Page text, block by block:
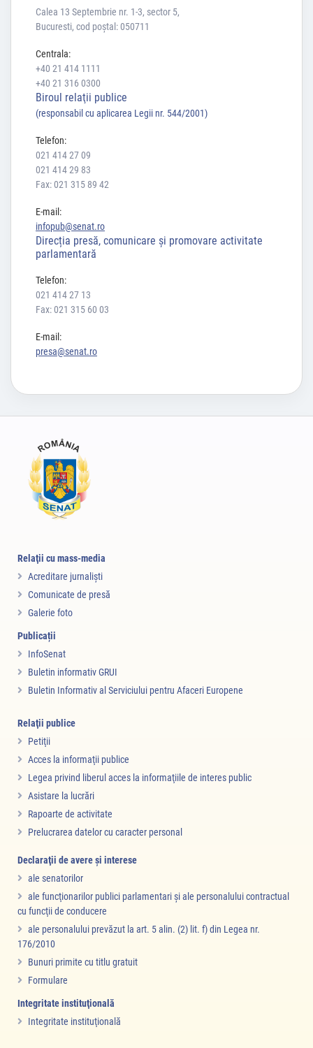
Calea 13 Septembrie nr. 1-3, sector 5,
Bucuresti, cod poștal: 050711
Centrala:
+40 21 414 1111
+40 21 316 0300
Biroul relaţii publice
(responsabil cu aplicarea Legii nr. 544/2001)
Telefon:
021 414 27 09
021 414 29 83
Fax: 021 315 89 42
E-mail:
infopub@senat.ro
Direcția presă, comunicare și promovare activitate
parlamentară
Telefon:
021 414 27 13
Fax: 021 315 60 03
E-mail:
presa@senat.ro
Relaţii cu mass-media
Acreditare jurnalişti
Comunicate de presă
Galerie foto
Publicații
InfoSenat
Buletin informativ GRUI
Buletin Informativ al Serviciului pentru Afaceri Europene
Relaţii publice
Petiţii
Acces la informaţii publice
Legea privind liberul acces la informaţiile de interes public
Asistare la lucrări
Rapoarte de activitate
Prelucrarea datelor cu caracter personal
Declaraţii de avere şi interese
ale senatorilor
ale funcţionarilor publici parlamentari şi ale personalului contractual
cu funcţii de conducere
ale personalului prevăzut la art. 5 alin. (2) lit. f) din Legea nr.
176/2010
Bunuri primite cu titlu gratuit
Formulare
Integritate instituţională
Integritate instituţională